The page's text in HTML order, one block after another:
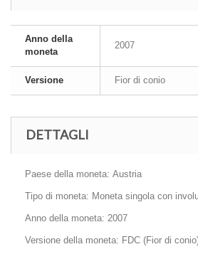
Anno della
moneta
2007
Versione Fior di conio
DETTAGLI
Paese della moneta: Austria
Tipo di moneta: Moneta singola con
Anno della moneta: 2007
Versione della moneta: FDC (Fior di